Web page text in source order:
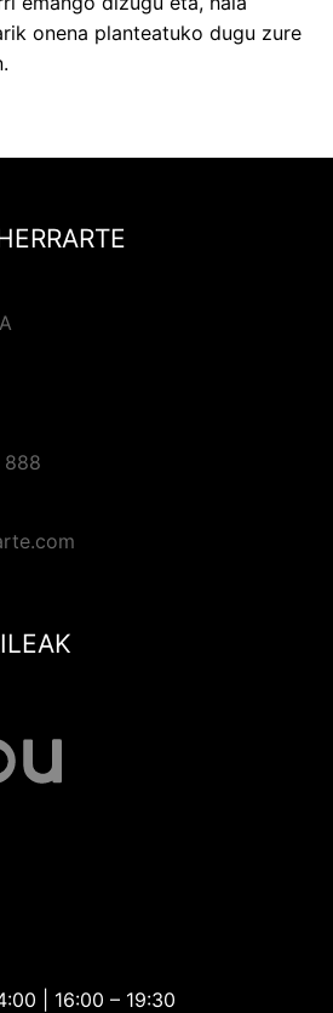
onena planteatuko dugu zure
888
| 16:00 – 19:30